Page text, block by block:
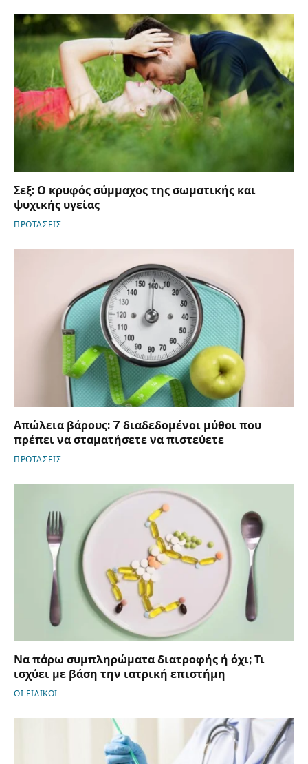
Σεξ: Ο κρυφός σύμμαχος της σωματικής και
ψυχικής υγείας
ΠΡΟΤΑΣΕΙΣ
Απώλεια βάρους: 7 διαδεδομένοι μύθοι που
πρέπει να σταματήσετε να πιστεύετε
ΠΡΟΤΑΣΕΙΣ
Να πάρω συμπληρώματα διατροφής ή όχι; Τι
ισχύει με βάση την ιατρική επιστήμη
ΟΙ ΕΙΔΙΚΟΙ